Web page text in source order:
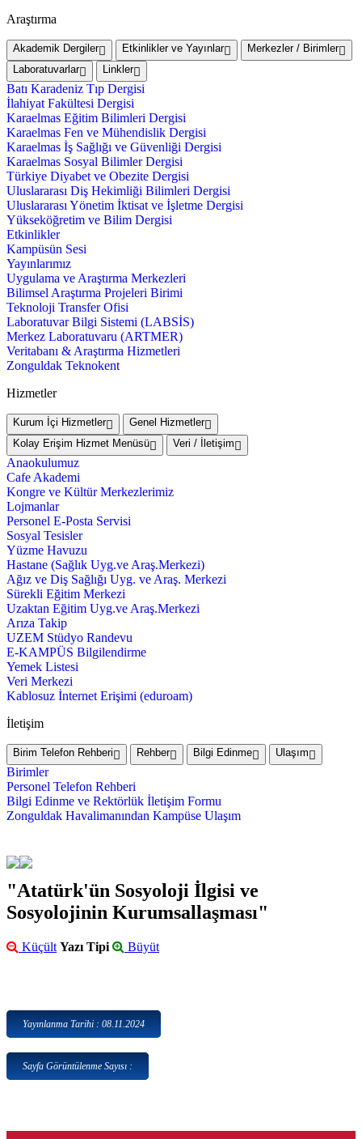
Araştırma
Akademik Dergiler Etkinlikler ve Yayınlar
Merkezler / Birimler
Laboratuvarlar
Linkler
Batı Karadeniz Tıp Dergisi
İlahiyat Fakültesi Dergisi
Karaelmas Eğitim Bilimleri Dergisi
Karaelmas Fen ve Mühendislik Dergisi
Karaelmas İş Sağlığı ve Güvenliği Dergisi
Karaelmas Sosyal Bilimler Dergisi
Türkiye Diyabet ve Obezite Dergisi
Uluslararası Diş Hekimliği Bilimleri Dergisi
Uluslararası Yönetim İktisat ve İşletme Dergisi
Yükseköğretim ve Bilim Dergisi
Etkinlikler
Kampüsün Sesi
Yayınlarımız
Uygulama ve Araştırma Merkezleri
Bilimsel Araştırma Projeleri Birimi
Teknoloji Transfer Ofisi
Laboratuvar Bilgi Sistemi (LABSİS)
Merkez Laboratuvaru (ARTMER)
Veritabanı & Araştırma Hizmetleri
Zonguldak Teknokent
Hizmetler
Kurum İçi Hizmetler
Genel Hizmetler
Kolay Erişim Hizmet Menüsü
Veri / İletişim
Anaokulumuz
Cafe Akademi
Kongre ve Kültür Merkezlerimiz
Lojmanlar
Personel E-Posta Servisi
Sosyal Tesisler
Yüzme Havuzu
Hastane (Sağlık Uyg.ve Araş.Merkezi)
Ağız ve Diş Sağlığı Uyg. ve Araş. Merkezi
Sürekli Eğitim Merkezi
Uzaktan Eğitim Uyg.ve Araş.Merkezi
Arıza Takip
UZEM Stüdyo Randevu
E-KAMPÜS Bilgilendirme
Yemek Listesi
Veri Merkezi
Kablosuz İnternet Erişimi (eduroam)
İletişim
Birim Telefon Rehberi Rehber Bilgi Edinme Ulaşım
Birimler
Personel Telefon Rehberi
Bilgi Edinme ve Rektörlük İletişim Formu
Zonguldak Havalimanından Kampüse Ulaşım
"Atatürk'ün Sosyoloji İlgisi ve
Sosyolojinin Kurumsallaşması"
Küçült Yazı Tipi Büyüt
Yayınlanma Tarihi : 08.11.2024
Sayfa Görüntülenme Sayısı :